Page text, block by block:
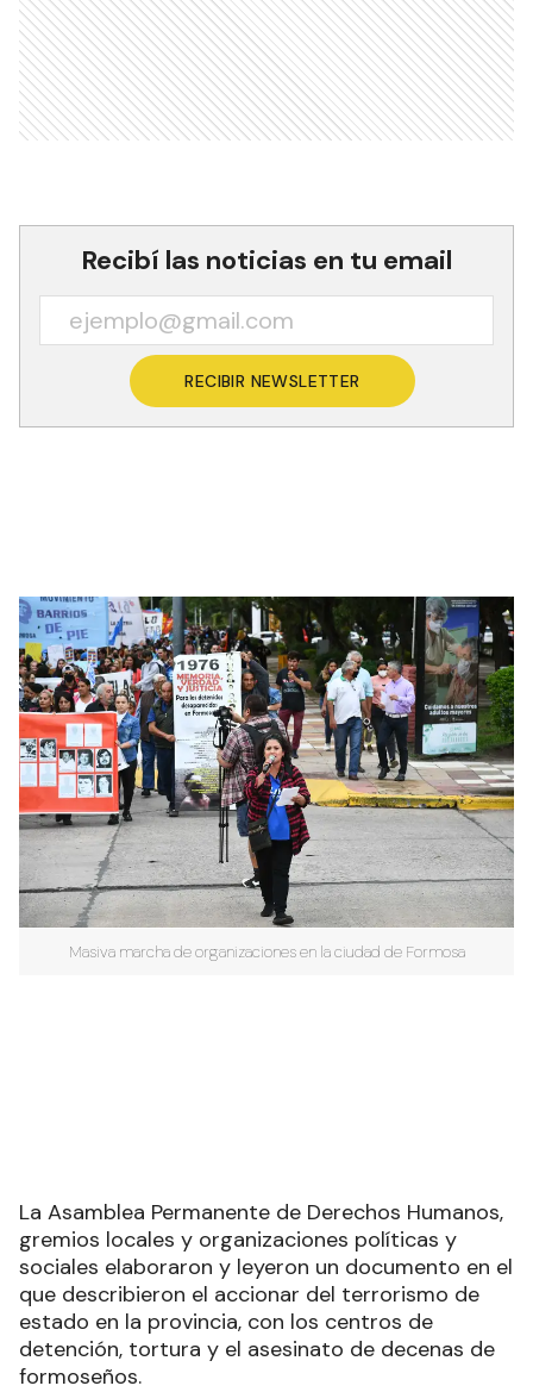
Recibí las noticias en tu email
RECIBIR NEWSLETTER
Masiva marcha de organizaciones en la ciudad de Formosa
La Asamblea Permanente de Derechos Humanos,
gremios locales y organizaciones políticas y
sociales elaboraron y leyeron un documento en el
que describieron el accionar del terrorismo de
estado en la provincia, con los centros de
detención, tortura y el asesinato de decenas de
formoseños.